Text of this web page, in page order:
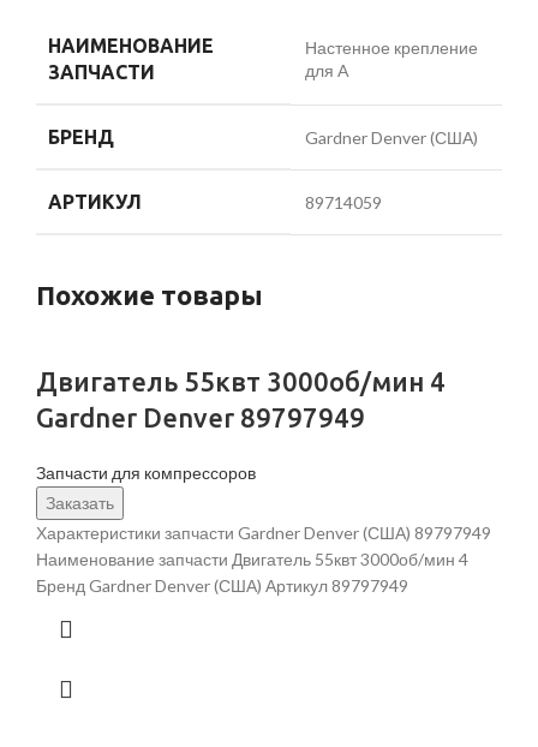
НАИМЕНОВАНИЕ
ЗАПЧАСТИ
Настенное крепление
для A
БРЕНД Gardner Denver (США)
АРТИКУЛ 89714059
Похожие товары
Двигатель 55квт 3000об/мин 4
Gardner Denver 89797949
Запчасти для компрессоров
Заказать
Характеристики запчасти Gardner Denver (США) 89797949
Наименование запчасти Двигатель 55квт 3000об/мин 4
Бренд Gardner Denver (США) Артикул 89797949